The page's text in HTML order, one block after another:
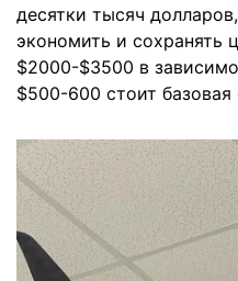
десятки тысяч
экономить и сохранять
$2000-$3500 в
$500-600 стоит базовая